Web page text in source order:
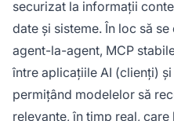
securizat la informații
date și sisteme. În loc să
agent-la-agent, MCP
între aplicațiile AI (clienți)
permițând modelelor să
relevante, în timp real,